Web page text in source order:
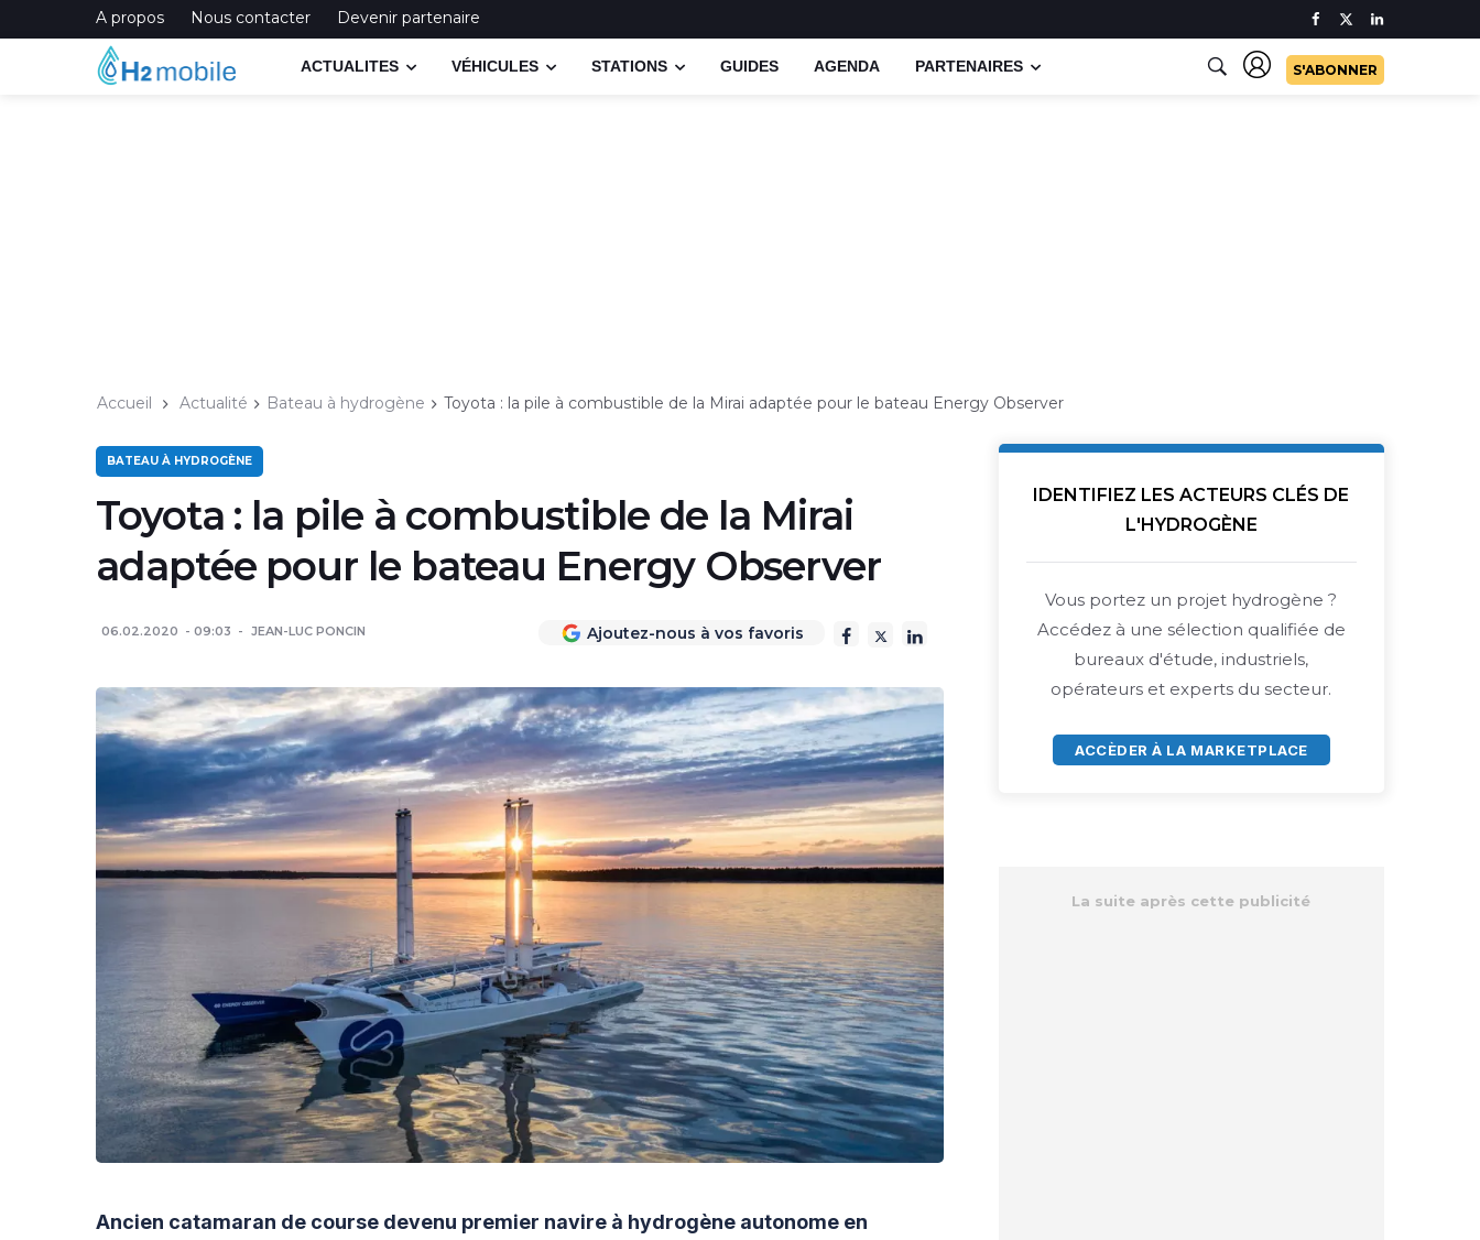
A propos Nous contacter Devenir partenaire
ACTUALITES VÉHICULES STATIONS GUIDES AGENDA PARTENAIRES S'ABONNER
Accueil Actualité Bateau à hydrogène Toyota : la pile à combustible de la Mirai adaptée pour le bateau Energy Observer
BATEAU À HYDROGÈNE
Toyota : la pile à combustible de la Mirai
adaptée pour le bateau Energy Observer
06.02.2020 09:03 JEAN-LUC PONCIN Ajoutez-nous à vos favoris
Ancien catamaran de course devenu premier navire à hydrogène autonome en
IDENTIFIEZ LES ACTEURS CLÉS DE
L'HYDROGÈNE
Vous portez un projet hydrogène ?
Accédez à une sélection qualifiée de
bureaux d'étude, industriels,
opérateurs et experts du secteur.
ACCÈDER À LA MARKETPLACE